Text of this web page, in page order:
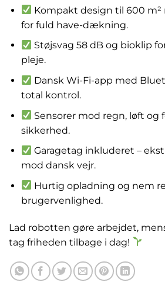
Kompakt design til 600
for fuld have-dækning.
Støjsvag 58 dB og bioklip
pleje.
Dansk Wi-Fi-app med
total kontrol.
Sensorer mod regn, løft og
sikkerhed.
Garagetag inkluderet –
mod dansk vejr.
Hurtig opladning og nem
brugervenlighed.
Lad robotten gøre arbejdet,
tag friheden tilbage i dag!